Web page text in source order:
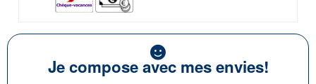
Je compose avec mes envies!